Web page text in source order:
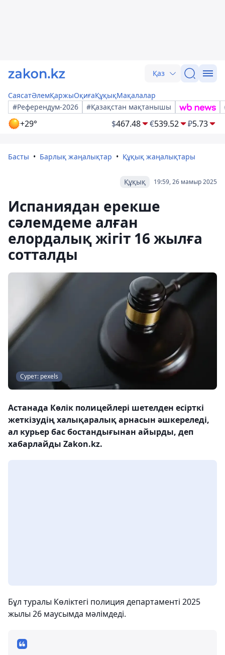
Қаз
СаясатӘлемҚаржыОқиғаҚұқықМақалалар
#Референдум-2026
#Қазақстан мақтанышы
+29° $467.48 €539.52 ₽5.73
Басты Барлық жаңалықтар Құқық жаңалықтары
19:59, 26 мамыр 2025
Құқық
Испаниядан ерекше
сәлемдеме алған
елордалық жігіт 16 жылға
сотталды
Сурет: pexels
Астанада Көлік полицейлері шетелден есірткі
жеткізудің халықаралық арнасын әшкереледі,
ал курьер бас бостандығынан айырды, деп
хабарлайды Zakon.kz.
Бұл туралы Көліктегі полиция департаменті 2025
жылы 26 маусымда мәлімдеді.